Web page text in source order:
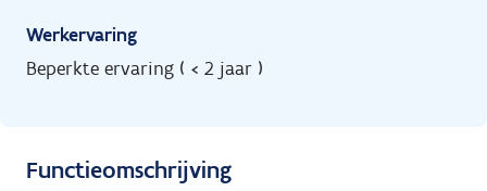
Werkervaring
Beperkte ervaring ( < 2 jaar )
Functieomschrijving